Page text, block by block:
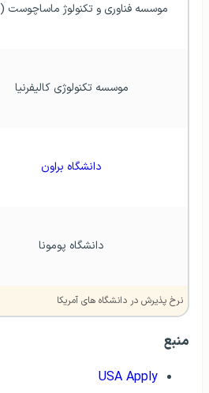
موسسه فناوری و تکنولوژ ماساچوست (MIT)
موسسه تکنولوژی کالیفرنیا
دانشگاه براون
دانشگاه پومونا
نرخ پذیرش در دانشگاه‌ های آمریکا
منبع
USA Apply